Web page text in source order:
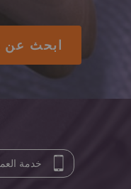
خدمة